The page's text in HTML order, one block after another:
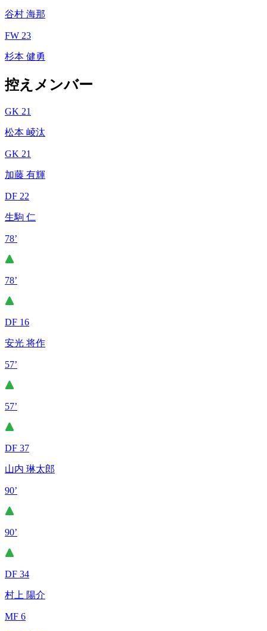
谷村 海那
FW 23
杉本 健勇
控えメンバー
GK 21
松本 崚汰
GK 21
加藤 有輝
DF 22
生駒 仁
78’
78’
DF 16
安光 将作
57’
57’
DF 37
山内 琳太郎
90’
90’
DF 34
村上 陽介
MF 6